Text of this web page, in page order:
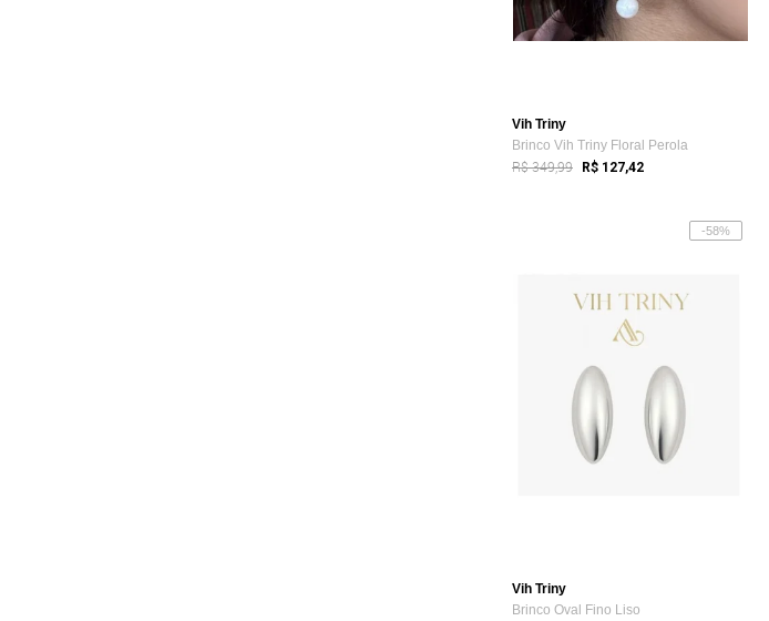
Vih Triny
Brinco Vih Triny Floral Perola
R$ 349,99 R$ 127,42
-58%
Vih Triny
Brinco Oval Fino Liso